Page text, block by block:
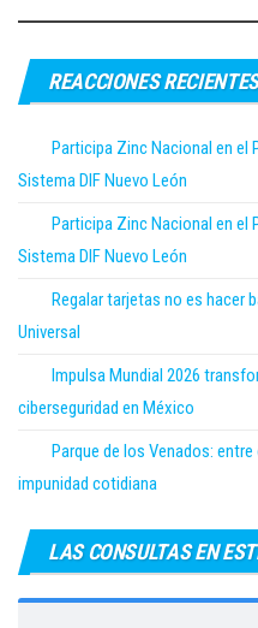
REACCIONES RECIENTES
Participa Zinc Nacional en el
Sistema DIF Nuevo León
Participa Zinc Nacional en el
Sistema DIF Nuevo León
Regalar tarjetas no es hacer
Universal
Impulsa Mundial 2026
ciberseguridad en México
Parque de los Venados:
impunidad cotidiana
LAS CONSULTAS EN